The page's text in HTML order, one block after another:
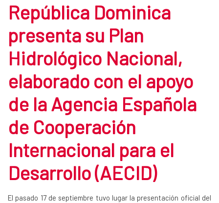
República Dominica
presenta su Plan
Hidrológico Nacional,
elaborado con el apoyo
de la Agencia Española
de Cooperación
Internacional para el
Desarrollo (AECID)
El pasado 17 de septiembre tuvo lugar la presentación oficial del